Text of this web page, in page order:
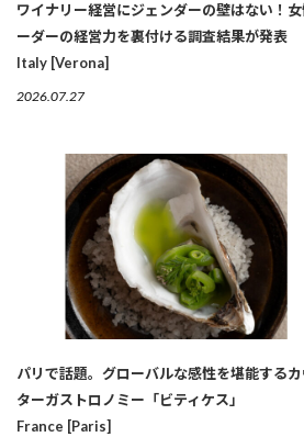
ワイナリー経営にジェンダーの壁はない！女
ーダーの経営力を裏付ける調査結果が発表
Italy [Verona]
2026.07.27
パリで話題。グローバルな感性を堪能する
ターガストロノミー「ビティケス」
France [Paris]